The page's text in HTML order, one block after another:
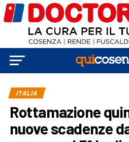
ITALIA
Rottamazione
nuove scadenze